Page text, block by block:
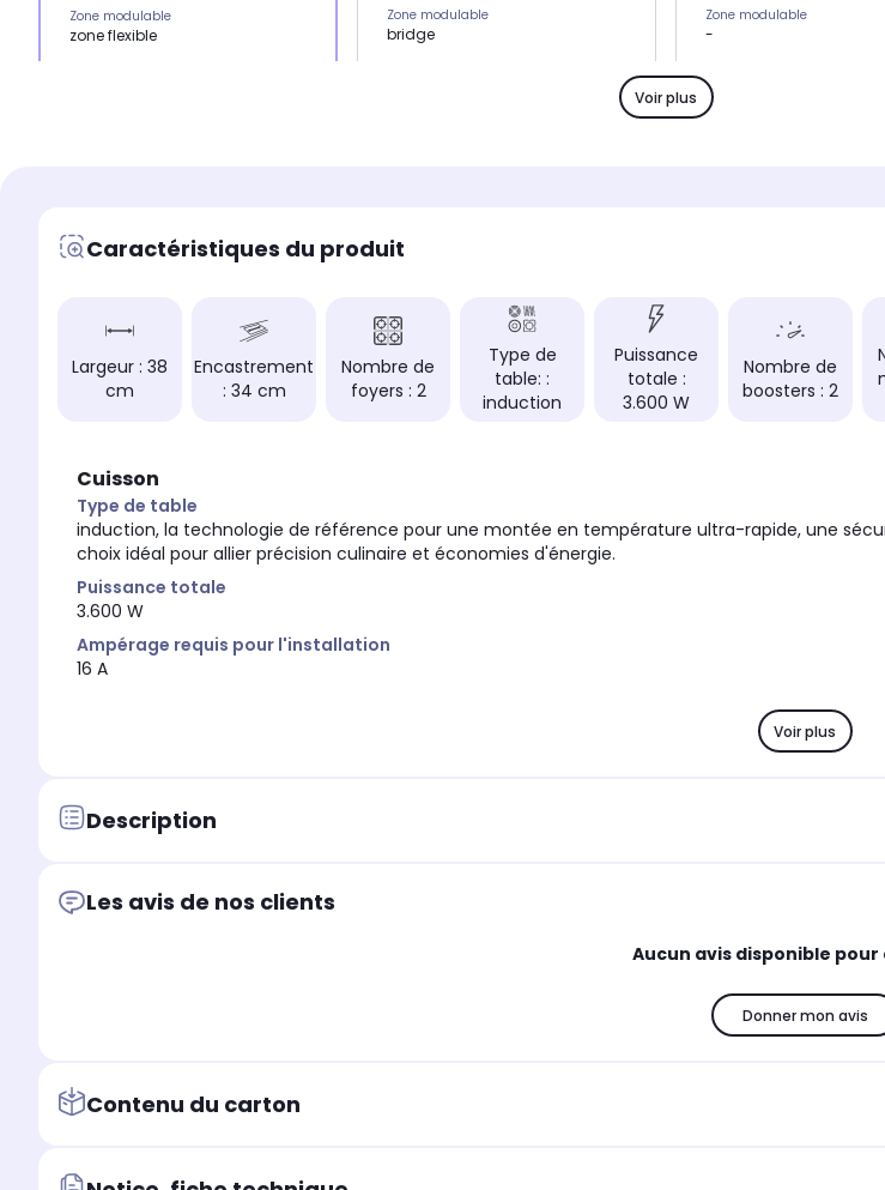
Zone modulable
zone flexible
Foyer modulable
zone flexible, permet d'avoir une
automatiquement à la taille de
Nombre de minuteurs
Zone modulable
bridge
Foyer modulable
surface, cette fonction est idéale
pour une cocotte ovale.
Nombre de minuteurs
Zone modulable
-
tactiles individuelles
Nombre de minuteurs
Voir plus
Caractéristiques du produit
Largeur : 38
cm
Encastrement
: 34 cm
Nombre de
foyers : 2
Type de
table: :
induction
Puissance
totale :
3.600 W
Nombre de
boosters : 2
Cuisson
Type de table
induction, la technologie de référence pour une montée en température ultra-rapide, une
choix idéal pour allier précision culinaire et économies d'énergie.
Puissance totale
3.600 W
Ampérage requis pour l'installation
16 A
Voir plus
Description
Les avis de nos clients
Aucun avis disponible
Donner mon avis
Contenu du carton